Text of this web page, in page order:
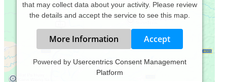
that may collect data about your activity. Please review
the details and accept the service to see this map.
More Information Accept
Powered by Usercentrics Consent Management
Platform
Praxiszeiten: